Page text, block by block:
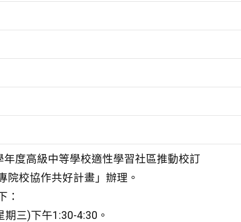
度高級中等學校適性學習社區推動校訂
院校協作共好計畫」辦理。
：
三)下午1:30-4:30。